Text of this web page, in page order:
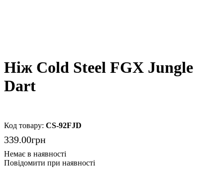
Ніж Cold Steel FGX Jungle
Dart
CS-92FJD
339.00грн
Повідомити при наявності